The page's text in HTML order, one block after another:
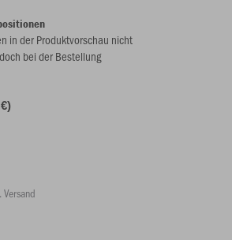
in der Produktvorschau nicht
bei der Bestellung